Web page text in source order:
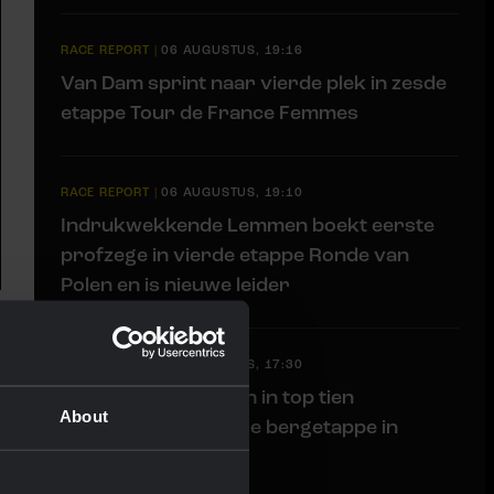
About
RACE REPORT |06 AUGUSTUS, 19:16
Van Dam sprint naar vierde plek in zesde
etappe Tour de France Femmes
RACE REPORT |06 AUGUSTUS, 19:10
Indrukwekkende Lemmen boekt eerste
profzege in vierde etappe Ronde van
Polen en is nieuwe leider
RACE REPORT| 06 AUGUSTUS, 17:30
Tulett handhaaft zich in top tien
klassement na zware bergetappe in
Vuelta a Burgos